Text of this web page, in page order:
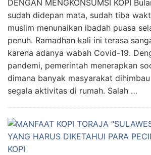
DENGAN MENGKONSUMSI KOPI
sudah didepan mata, sudah tiba
muslim menunaikan ibadah puasa
penuh. Ramadhan kali ini terasa
karena adanya wabah Covid-19.
pandemi, pemerintah menerapkan
dimana banyak masyarakat
segala aktivitas di rumah. Salah …